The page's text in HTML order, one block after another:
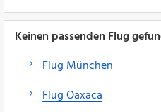
Keinen passenden Flug
Flug München
Flug Oaxaca